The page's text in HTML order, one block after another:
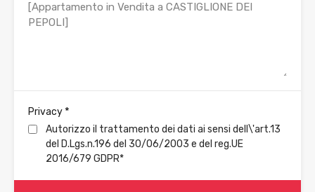
Privacy *
Autorizzo il trattamento dei dati ai sensi dell\'art.13
del D.Lgs.n.196 del 30/06/2003 e del reg.UE
2016/679 GDPR*